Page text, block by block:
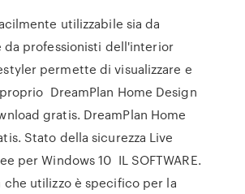
utilizzabile sia da
professionisti dell'interior
permette di visualizzare e
DreamPlan Home Design
gratis. DreamPlan Home
Stato della sicurezza Live
per Windows 10 IL SOFTWARE.
che utilizzo è specifico per la